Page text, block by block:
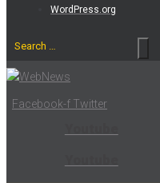
WordPress.org
Search
Facebook-f Twitter